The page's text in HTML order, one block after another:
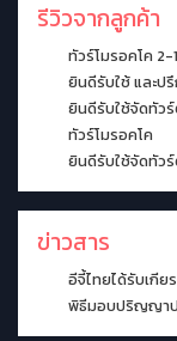
รีวิวจากลูกค้า
ทัวร์โมรอคโค 2-
ยินดีรับใช้ และป
ยินดีรับใช้จัดทัว
ทัวร์โมรอคโค
ยินดีรับใช้จัดทัว
ข่าวสาร
อีจี้ไทยได้รับเกี
พิธีมอบปริญญา